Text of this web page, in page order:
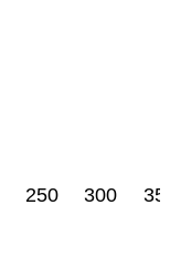
250 300